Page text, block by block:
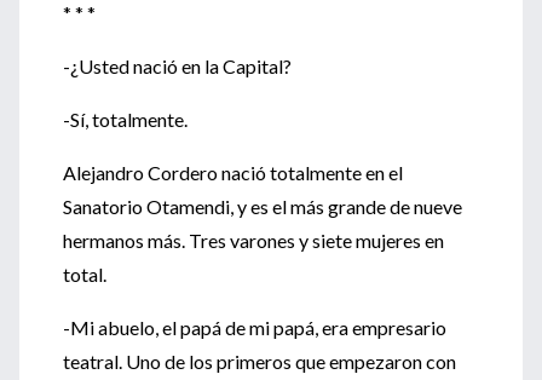
* * *
-¿Usted nació en la Capital?
-Sí, totalmente.
Alejandro Cordero nació totalmente en el
Sanatorio Otamendi, y es el más grande de nueve
hermanos más. Tres varones y siete mujeres en
total.
-Mi abuelo, el papá de mi papá, era empresario
teatral. Uno de los primeros que empezaron con